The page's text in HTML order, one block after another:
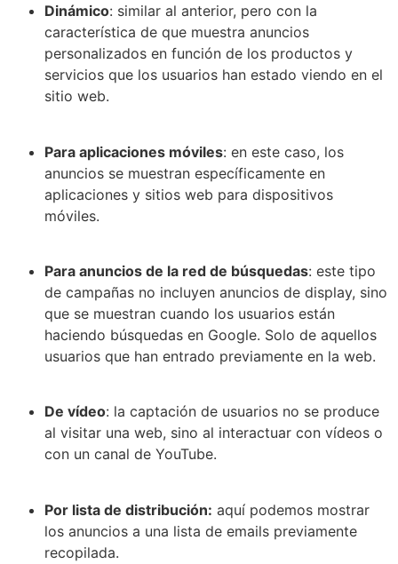
Dinámico: similar al anterior, pero con la
característica de que muestra anuncios
personalizados en función de los productos y
servicios que los usuarios han estado viendo en el
sitio web.
Para aplicaciones móviles: en este caso, los
anuncios se muestran específicamente en
aplicaciones y sitios web para dispositivos
móviles.
Para anuncios de la red de búsquedas: este tipo
de campañas no incluyen anuncios de display, sino
que se muestran cuando los usuarios están
haciendo búsquedas en Google. Solo de aquellos
usuarios que han entrado previamente en la web.
De vídeo: la captación de usuarios no se produce
al visitar una web, sino al interactuar con vídeos o
con un canal de YouTube.
Por lista de distribución: aquí podemos mostrar
los anuncios a una lista de emails previamente
recopilada.